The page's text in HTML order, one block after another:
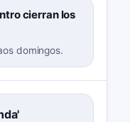
cierran los
domingos.